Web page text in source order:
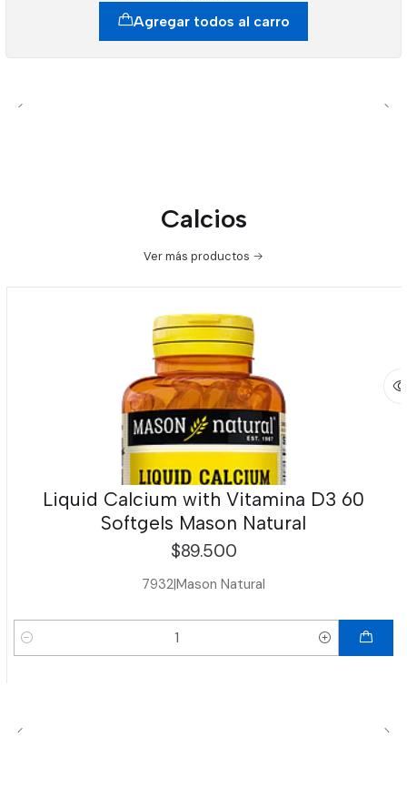
Agregar todos al carro
Calcios
Ver más productos
Liquid Calcium with Vitamina D3 60
Softgels Mason Natural
$89.500
7932|Mason Natural
Cantidad